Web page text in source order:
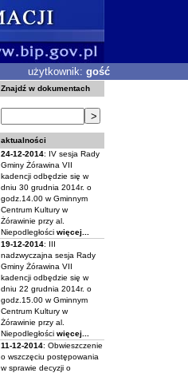
użytkownik: gość
Znajdź w dokumentach
aktualności
24-12-2014: IV sesja Rady
Gminy Żórawina VII
kadencji odbędzie się w
dniu 30 grudnia 2014r. o
godz.14.00 w Gminnym
Centrum Kultury w
Żórawinie przy al.
Niepodległości więcej...
19-12-2014: III
nadzwyczajna sesja Rady
Gminy Żórawina VII
kadencji odbędzie się w
dniu 22 grudnia 2014r. o
godz.15.00 w Gminnym
Centrum Kultury w
Żórawinie przy al.
Niepodległości więcej...
11-12-2014: Obwieszczenie
o wszczęciu postępowania
w sprawie decyzji o